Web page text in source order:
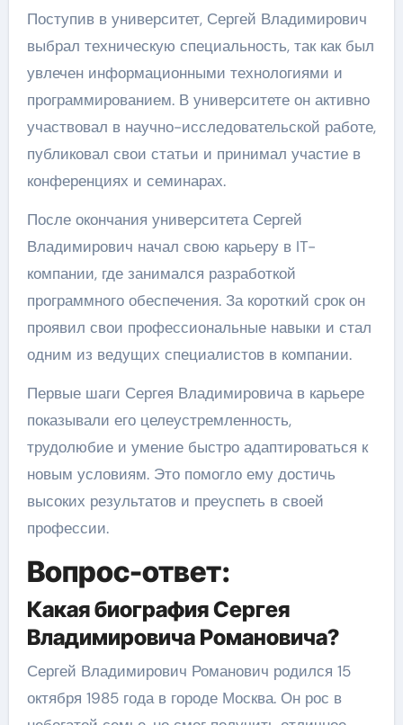
Поступив в университет, Сергей Владимирович
выбрал техническую специальность, так как был
увлечен информационными технологиями и
программированием. В университете он активно
участвовал в научно-исследовательской работе,
публиковал свои статьи и принимал участие в
конференциях и семинарах.
После окончания университета Сергей
Владимирович начал свою карьеру в IT-
компании, где занимался разработкой
программного обеспечения. За короткий срок он
проявил свои профессиональные навыки и стал
одним из ведущих специалистов в компании.
Первые шаги Сергея Владимировича в карьере
показывали его целеустремленность,
трудолюбие и умение быстро адаптироваться к
новым условиям. Это помогло ему достичь
высоких результатов и преуспеть в своей
профессии.
Вопрос-ответ:
Какая биография Сергея
Владимировича Романовича?
Сергей Владимирович Романович родился 15
октября 1985 года в городе Москва. Он рос в